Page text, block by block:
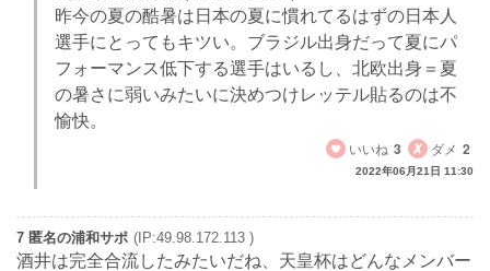
昨今の夏の酷暑は日本の夏に慣れてるはずの日本人
選手にとってもキツい。ブラジル出身だって夏にパ
フォーマンス低下する選手はいるし、北欧出身＝夏
の暑さに弱いみたいに決めつけレッテル貼るのは不
愉快。
いいね 3 ダメ 2
2022年06月21日 11:30
7 匿名の浦和サポ (IP:49.98.172.113 )
酒井は完全合流したみたいだね、天皇杯はどんなメンバー